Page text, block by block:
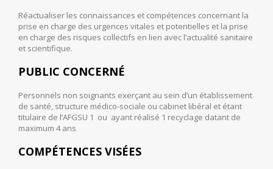
Réactualiser les connaissances et compétences concernant la
prise en charge des urgences vitales et potentielles et la prise
en charge des risques collectifs en lien avec l’actualité sanitaire
et scientifique.
PUBLIC CONCERNÉ
Personnels non soignants exerçant au sein d’un établissement
de santé, structure médico-sociale ou cabinet libéral et étant
titulaire de l’AFGSU 1 ou ayant réalisé 1 recyclage datant de
maximum 4 ans
COMPÉTENCES VISÉES